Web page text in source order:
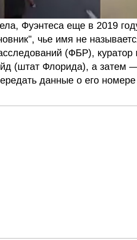
Фуэнтеса еще в 2019
чье имя не
(ФБР), куратор
(штат Флорида), а затем
данные о его